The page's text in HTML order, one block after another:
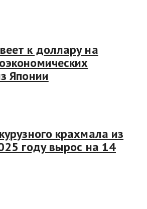
к доллару на
Японии
крахмала из
году вырос на 14